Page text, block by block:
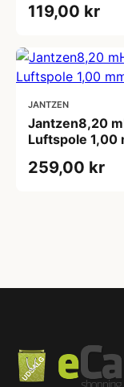
119,00 kr
JANTZEN
Jantzen8,20
Luftspole 1,00
259,00 kr